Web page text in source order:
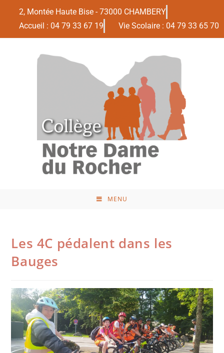
2, Montée Haute Bise - 73000 CHAMBERY
Accueil : 04 79 33 67 19
Vie Scolaire : 04 79 33 65 70
MENU
Les 4C pédalent dans les
Bauges